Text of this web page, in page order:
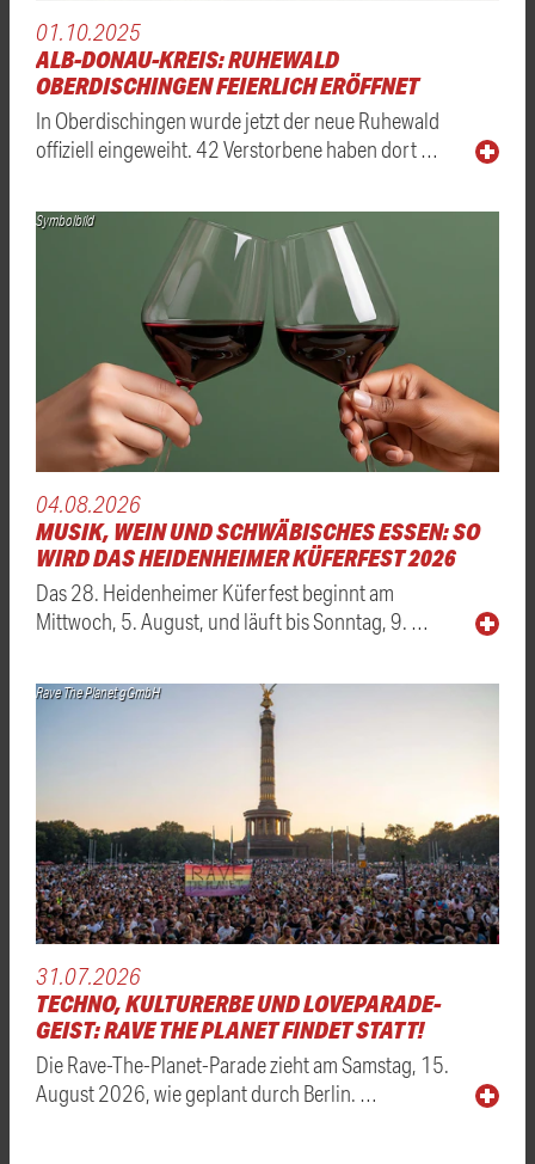
01.10.2025
ALB-DONAU-KREIS: RUHEWALD
OBERDISCHINGEN FEIERLICH ERÖFFNET
In Oberdischingen wurde jetzt der neue Ruhewald
offiziell eingeweiht. 42 Verstorbene haben dort …
Symbolbild
04.08.2026
MUSIK, WEIN UND SCHWÄBISCHES ESSEN: SO
WIRD DAS HEIDENHEIMER KÜFERFEST 2026
Das 28. Heidenheimer Küferfest beginnt am
Mittwoch, 5. August, und läuft bis Sonntag, 9. …
Rave The Planet gGmbH
31.07.2026
TECHNO, KULTURERBE UND LOVEPARADE-
GEIST: RAVE THE PLANET FINDET STATT!
Die Rave-The-Planet-Parade zieht am Samstag, 15.
August 2026, wie geplant durch Berlin. …